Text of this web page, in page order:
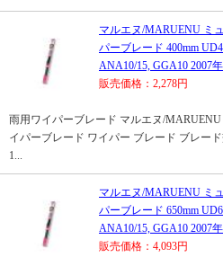
マルエヌ/MARUENU ミ
パーブレード 400mm
ANA10/15, GGA10 2007
販売価格：2,278円
雨用ワイパーブレード マルエヌ/MARUENU
イパーブレード ワイパー ブレード ブレー
1...
マルエヌ/MARUENU ミ
パーブレード 650mm
ANA10/15, GGA10 2007
販売価格：4,093円